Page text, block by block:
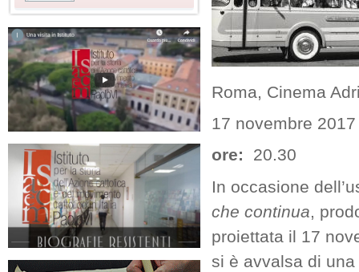
Roma, Cinema
17 novembre 2017
ore:
20.30
In occasione
che continua,
proiettata il 17
si è avvalsa di